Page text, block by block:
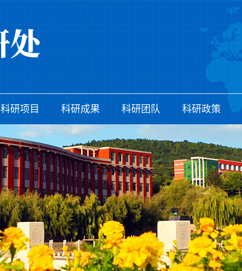
科研项目 科研成果 科研团队 科研政策